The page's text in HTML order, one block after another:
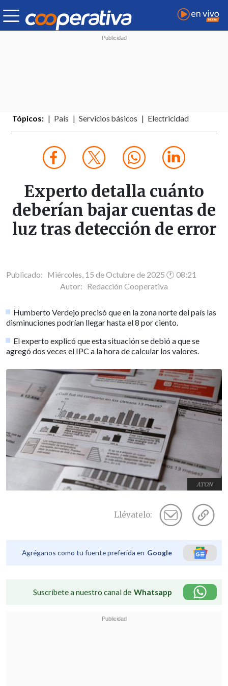
Tópicos: País Servicios básicos Electricidad
Experto detalla cuánto
deberían bajar cuentas de
luz tras detección de error
Publicado: Miércoles, 15 de Octubre de 2025 🕐 08:21
Autor: Redacción Cooperativa
Humberto Verdejo precisó que en la zona norte del país las
disminuciones podrían llegar hasta el 8 por ciento.
El experto explicó que esta situación se debió a que se
agregó dos veces el IPC a la hora de calcular los valores.
ATON
Llévatelo:
Agréganos como tu fuente preferida en Google
Suscríbete a nuestro canal de Whatsapp